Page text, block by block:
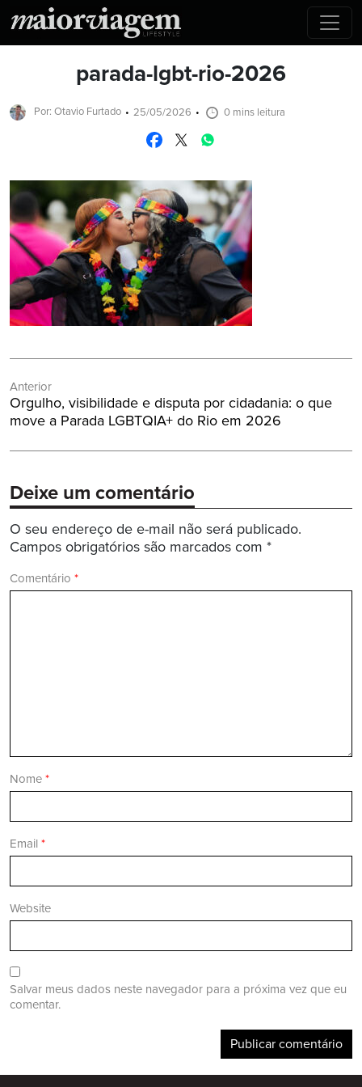
parada-lgbt-rio-2026
Por: Otavio Furtado 25/05/2026 0 mins leitura
de
Post
Anterior
Post
Anterior:
Orgulho, visibilidade e disputa por cidadania: o que
move a Parada LGBTQIA+ do Rio em 2026
Deixe um comentário
O seu endereço de e-mail não será publicado.
Campos obrigatórios são marcados com *
Comentário *
Nome *
Email *
Website
Salvar meus dados neste navegador para a próxima vez que eu
comentar.